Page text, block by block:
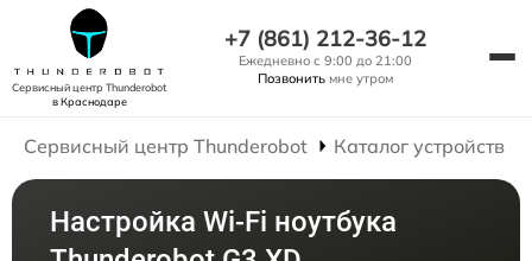
Сервисный центр Thunderobot
в Краснодаре
+7 (861) 212-36-12
Ежедневно с 9:00 до 21:00
Позвонить мне утром
Сервисный центр Thunderobot Каталог устройств
Настройка Wi-Fi ноутбука